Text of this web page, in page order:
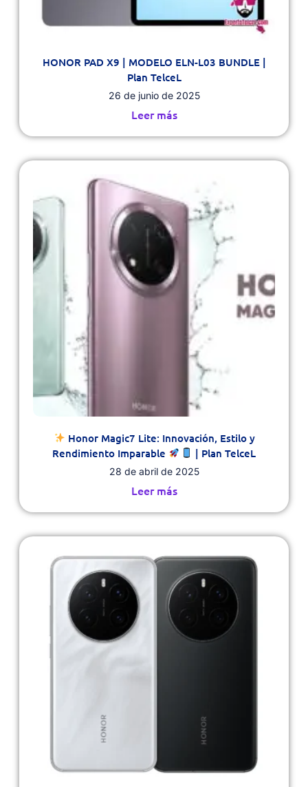
HONOR PAD X9 | MODELO ELN-L03 BUNDLE |
Plan TelceL
26 de junio de 2025
Leer más
Honor Magic7 Lite: Innovación, Estilo y
Rendimiento Imparable
| Plan TelceL
28 de abril de 2025
Leer más